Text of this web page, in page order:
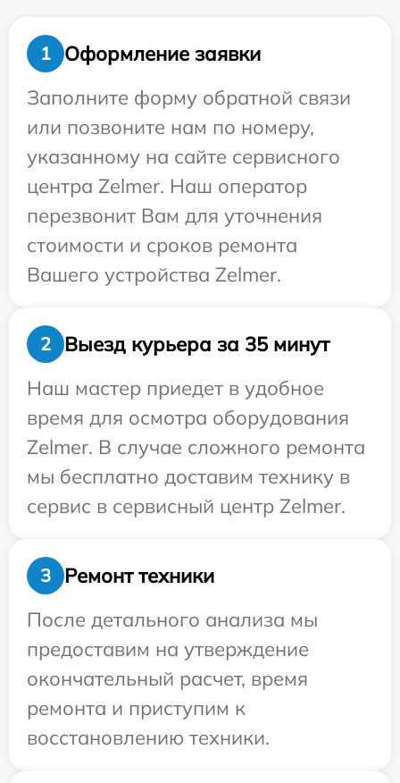
1
Оформление заявки
Заполните форму обратной связи
или позвоните нам по номеру,
указанному на сайте сервисного
центра Zelmer. Наш оператор
перезвонит Вам для уточнения
стоимости и сроков ремонта
Вашего устройства Zelmer.
2
Выезд курьера за 35 минут
Наш мастер приедет в удобное
время для осмотра оборудования
Zelmer. В случае сложного ремонта
мы бесплатно доставим технику в
сервис в сервисный центр Zelmer.
3
Ремонт техники
После детального анализа мы
предоставим на утверждение
окончательный расчет, время
ремонта и приступим к
восстановлению техники.